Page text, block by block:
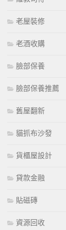
老屋裝修
老酒收購
臉部保養
臉部保養推薦
舊屋翻新
貓抓布沙發
貨櫃屋設計
貸款金融
貼磁磚
資源回收